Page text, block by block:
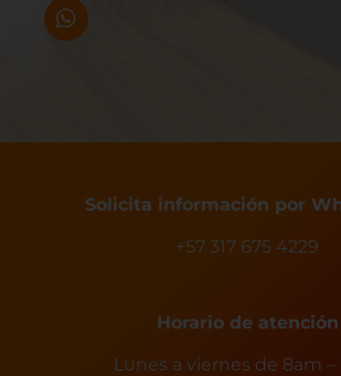
Solicita información por
+57 317 675 4229
Horario de atención
Lunes a viernes de 8am